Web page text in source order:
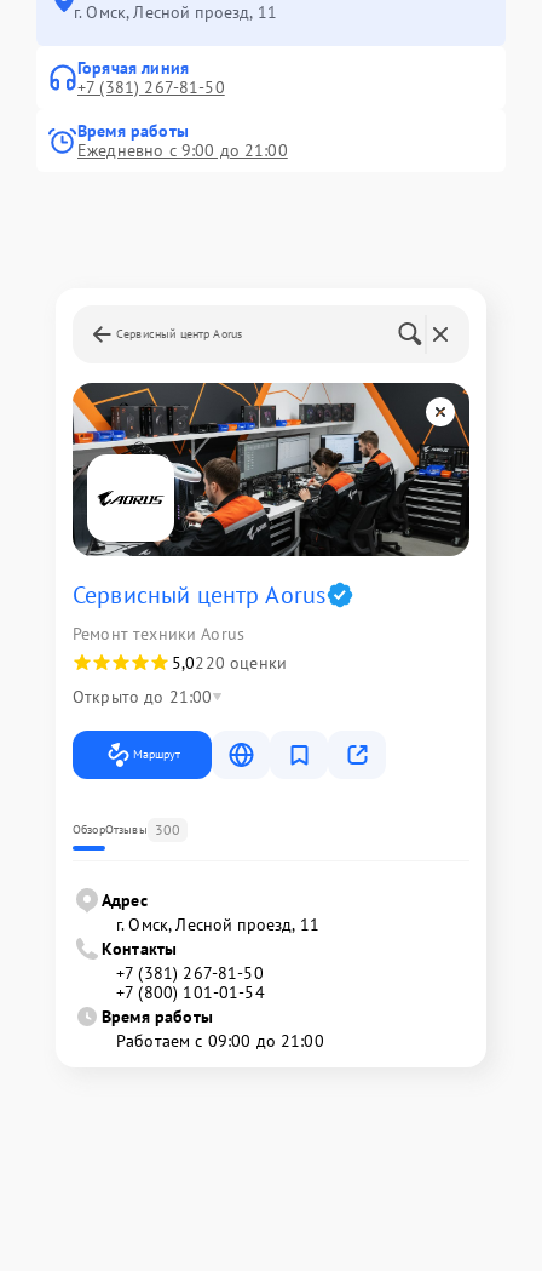
г. Омск, ​Лесной проезд, 11
Горячая линия
+7 (381) 267-81-50
Время работы
Ежедневно с 9:00 до 21:00
Сервисный центр Aorus
Сервисный центр Aorus
Ремонт техники Aorus
5,0220 оценки
Открыто до 21:00
Маршрут
ОбзорОтзывы 300
Адрес
г. Омск, ​Лесной проезд, 11
Контакты
+7 (381) 267-81-50
+7 (800) 101-01-54
Время работы
Работаем с 09:00 до 21:00